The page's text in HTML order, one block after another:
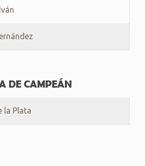
DE CAMPEÁN
la Plata